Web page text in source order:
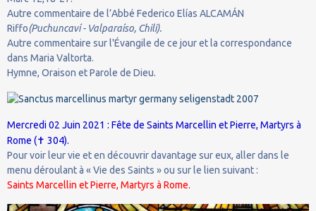
Autre commentaire de l’Abbé Federico Elías ALCAMÁN
Riffo(Puchuncaví - Valparaíso, Chili).
Autre commentaire sur l'Évangile de ce jour et la correspondance
dans Maria Valtorta.
Hymne, Oraison et Parole de Dieu.
Mercredi 02 Juin 2021 : Fête de Saints Marcellin et Pierre, Martyrs à
Rome (✝ 304).
Pour voir leur vie et en découvrir davantage sur eux, aller dans le
menu déroulant à « Vie des Saints » ou sur le lien suivant :
Saints Marcellin et Pierre, Martyrs à Rome.